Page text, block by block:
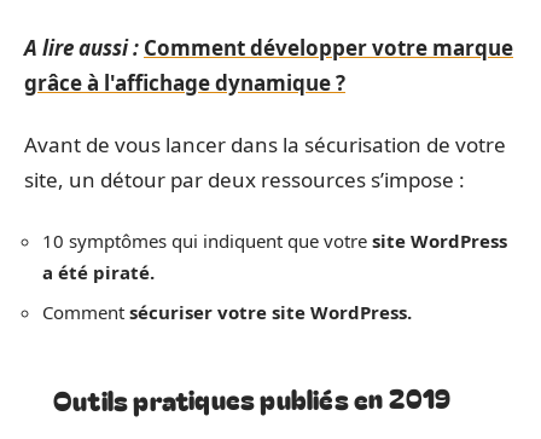
A lire aussi : Comment développer votre marque
grâce à l'affichage dynamique ?
Avant de vous lancer dans la sécurisation de votre
site, un détour par deux ressources s’impose :
10 symptômes qui indiquent que votre site WordPress
a été piraté.
Comment sécuriser votre site WordPress.
Outils pratiques publiés en 2019